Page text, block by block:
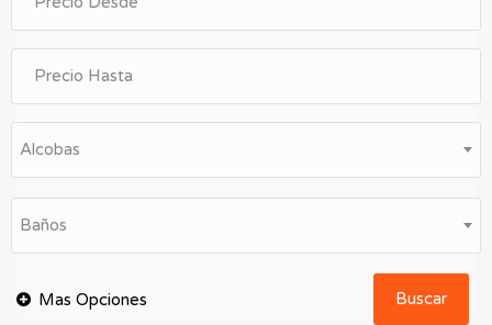
Alcobas
Baños
Buscar